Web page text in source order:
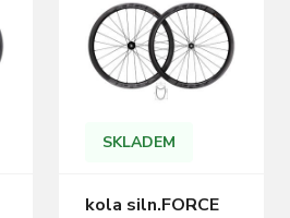
SKLADEM
kola siln.FORCE